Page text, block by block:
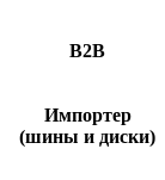
B2B
Импортер
(шины и диски)